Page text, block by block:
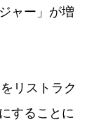
ャー」が増
リストラク
することに